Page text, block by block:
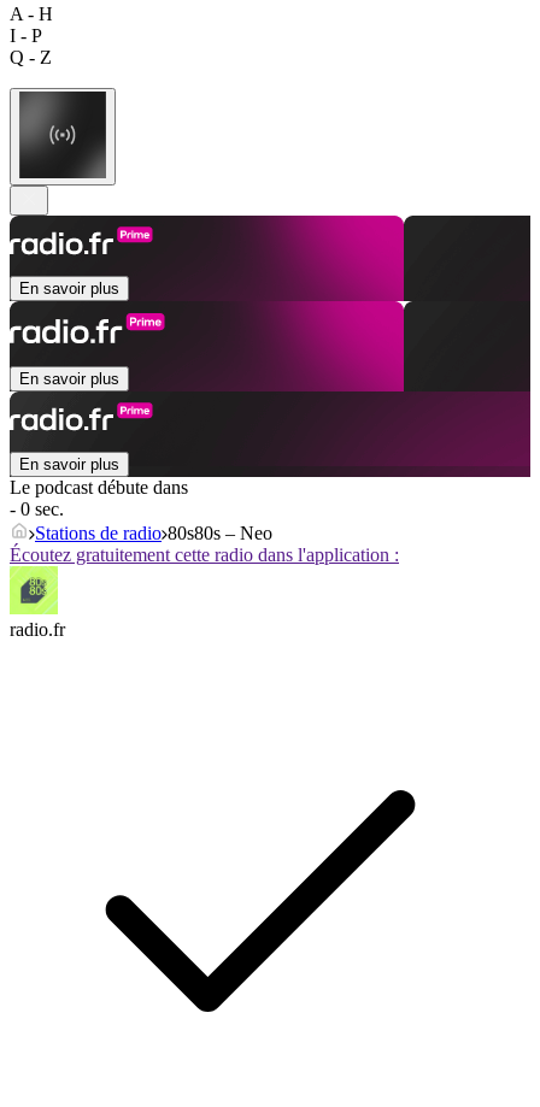
A - H
I - P
Q - Z
En savoir plus
En savoir plus
En savoir plus
Le podcast débute dans
- 0 sec.
Stations de radio 80s80s – Neo
Écoutez gratuitement cette radio dans l'application :
radio.fr